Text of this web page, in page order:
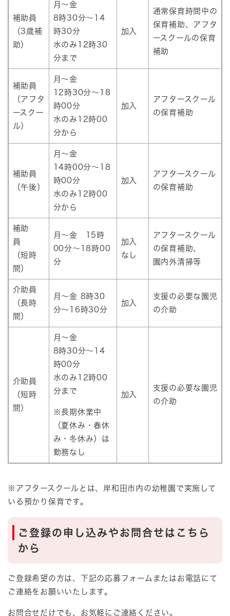
補助員
（3歳補
助）
月～金
8時30分～14
時30分
水のみ12時30
分まで
加入
通常保育時間中の
保育補助、アフタ
ースクールの保育
補助
補助員
（アフタ
ースクー
ル）
月～金
12時30分～18
時00分
水のみ12時00
分から
加入
アフタースクール
の保育補助
補助員
（午後）
月～金
14時00分～18
時00分
水のみ12時00
分から
加入
アフタースクール
の保育補助
補助
員
（短時
間）
月～金 15時
00分～18時00
分
加入
なし
アフタースクール
の保育補助、
園内外清掃等
介助員
（長時
間）
月～金 8時30
分～16時30分
加入
支援の必要な園児
の介助
介助員
（短時
間）
月～金
8時30分～14
時00分
水のみ12時00
分まで
※長期休業中
（夏休み・春休
み・冬休み）は
勤務なし
加入
支援の必要な園児
の介助
※アフタースクールとは、岸和田市内の幼稚園で実施して
いる預かり保育です。
ご登録の申し込みやお問合せはこちら
から
ご登録希望の方は、下記の応募フォームまたはお電話にて
ご連絡をお願いいたします。
お問合せだけでも、お気軽にご連絡ください。